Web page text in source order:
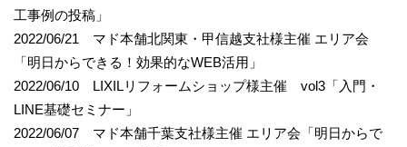
工事例の投稿」
2022/06/21 マド本舗北関東・甲信越支社様主催 エリア会
「明日からできる！効果的なWEB活用」
2022/06/10 LIXILリフォームショップ様主催 vol3「入門・
LINE基礎セミナー」
2022/06/07 マド本舗千葉支社様主催 エリア会「明日からで